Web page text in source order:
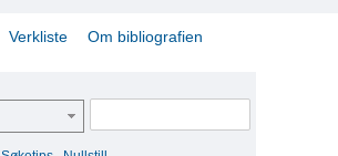
Verkliste Om bibliografien